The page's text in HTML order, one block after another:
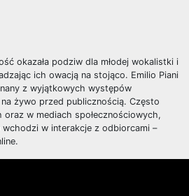
okazała podziw dla młodej wokalistki i
ich owacją na stojąco. Emilio Piani
z wyjątkowych występów
żywo przed publicznością. Często
oraz w mediach społecznościowych,
w interakcje z odbiorcami –